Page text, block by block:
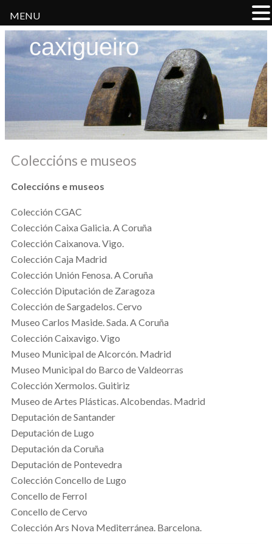
caxigueiro
Coleccións e museos
Coleccións e museos
Colección CGAC
Colección Caixa Galicia. A Coruña
Colección Caixanova. Vigo.
Colección Caja Madrid
Colección Unión Fenosa. A Coruña
Colección Diputación de Zaragoza
Colección de Sargadelos. Cervo
Museo Carlos Maside. Sada. A Coruña
Colección Caixavigo. Vigo
Museo Municipal de Alcorcón. Madrid
Museo Municipal do Barco de Valdeorras
Colección Xermolos. Guitiriz
Museo de Artes Plásticas. Alcobendas. Madrid
Deputación de Santander
Deputación de Lugo
Deputación da Coruña
Deputación de Pontevedra
Colección Concello de Lugo
Concello de Ferrol
Concello de Cervo
Colección Ars Nova Mediterránea. Barcelona.
MENU